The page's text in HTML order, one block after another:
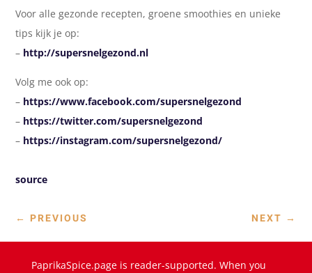
Voor alle gezonde recepten, groene smoothies en unieke
tips kijk je op:
– http://supersnelgezond.nl
Volg me ook op:
– https://www.facebook.com/supersnelgezond
– https://twitter.com/supersnelgezond
– https://instagram.com/supersnelgezond/
source
← PREVIOUS NEXT →
PaprikaSpice.page is reader-supported. When you